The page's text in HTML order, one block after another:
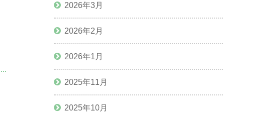
2026年3月
2026年2月
2026年1月
2025年11月
2025年10月